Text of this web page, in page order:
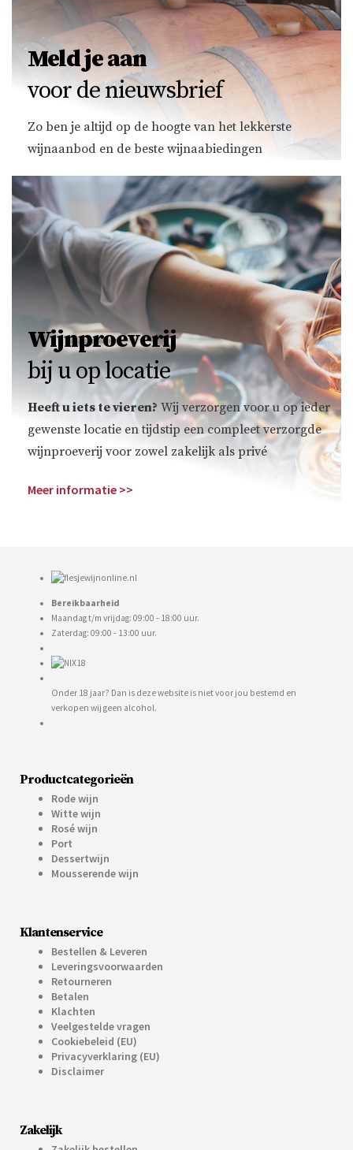
Meld je aan
voor de nieuwsbrief
Zo ben je altijd op de hoogte van het lekkerste
wijnaanbod en de beste wijnaabiedingen
Wijnproeverij
bij u op locatie
Heeft u iets te vieren? Wij verzorgen voor u op ieder
gewenste locatie en tijdstip een compleet verzorgde
wijnproeverij voor zowel zakelijk als privé
Meer informatie >>
Bereikbaarheid
Maandag t/m vrijdag: 09:00 - 18:00 uur.
Zaterdag: 09:00 - 13:00 uur.
Onder 18 jaar? Dan is deze website is niet voor jou bestemd en
verkopen wij geen alcohol.
Productcategorieën
Rode wijn
Witte wijn
Rosé wijn
Port
Dessertwijn
Mousserende wijn
Klantenservice
Bestellen & Leveren
Leveringsvoorwaarden
Retourneren
Betalen
Klachten
Veelgestelde vragen
Cookiebeleid (EU)
Privacyverklaring (EU)
Disclaimer
Zakelijk